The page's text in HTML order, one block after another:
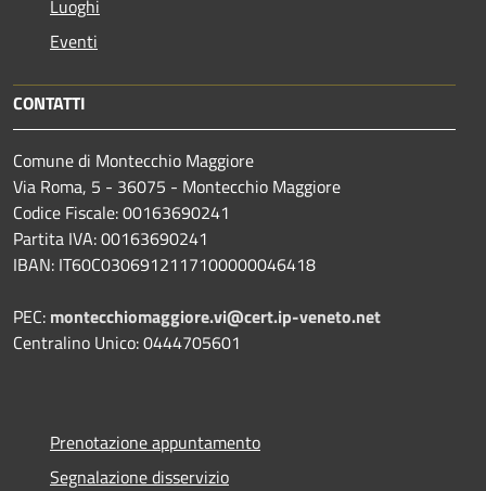
Luoghi
Eventi
CONTATTI
Comune di Montecchio Maggiore
Via Roma, 5 - 36075 - Montecchio Maggiore
Codice Fiscale: 00163690241
Partita IVA: 00163690241
IBAN: IT60C0306912117100000046418
PEC: montecchiomaggiore.vi@cert.ip-veneto.net
Centralino Unico: 0444705601
Prenotazione appuntamento
Segnalazione disservizio